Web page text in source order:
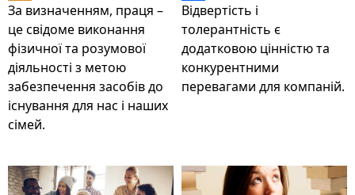
За визначенням, праця –
це свідоме виконання
фізичної та розумової
діяльності з метою
забезпечення засобів до
існування для нас і наших
сімей.
Відвертість і
толерантність є
додатковою цінністю та
конкурентними
перевагами для компаній.